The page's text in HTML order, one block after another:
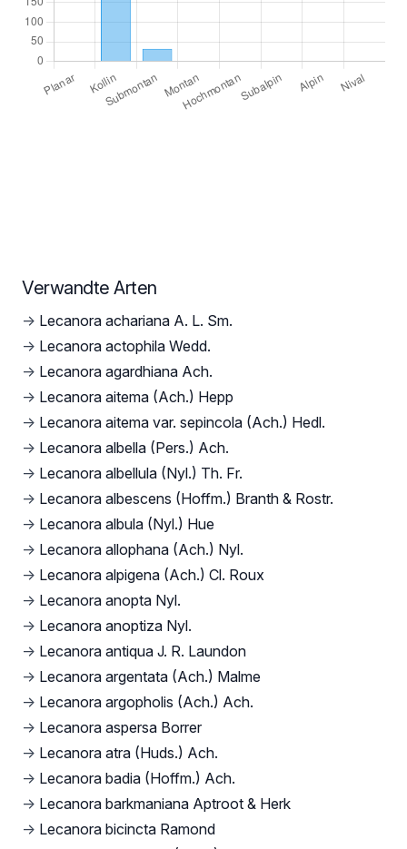
Verwandte Arten
→ Lecanora achariana A. L. Sm.
→ Lecanora actophila Wedd.
→ Lecanora agardhiana Ach.
→ Lecanora aitema (Ach.) Hepp
→ Lecanora aitema var. sepincola (Ach.) Hedl.
→ Lecanora albella (Pers.) Ach.
→ Lecanora albellula (Nyl.) Th. Fr.
→ Lecanora albescens (Hoffm.) Branth & Rostr.
→ Lecanora albula (Nyl.) Hue
→ Lecanora allophana (Ach.) Nyl.
→ Lecanora alpigena (Ach.) Cl. Roux
→ Lecanora anopta Nyl.
→ Lecanora anoptiza Nyl.
→ Lecanora antiqua J. R. Laundon
→ Lecanora argentata (Ach.) Malme
→ Lecanora argopholis (Ach.) Ach.
→ Lecanora aspersa Borrer
→ Lecanora atra (Huds.) Ach.
→ Lecanora badia (Hoffm.) Ach.
→ Lecanora barkmaniana Aptroot & Herk
→ Lecanora bicincta Ramond